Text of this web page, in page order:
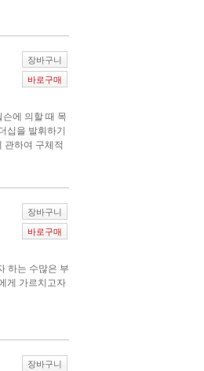
에 의할 때 목
십을 발휘하기
관하여 구체적
장바구니
바로구매
하는 수많은 부
게 가르치고자
장바구니
바로구매
장바구니